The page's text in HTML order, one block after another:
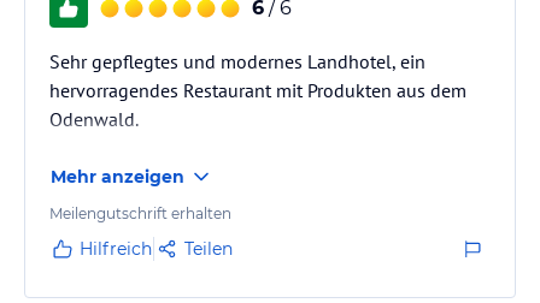
6 / 6
Sehr gepflegtes und modernes Landhotel, ein
hervorragendes Restaurant mit Produkten aus dem
Odenwald.
Mehr anzeigen
Meilengutschrift erhalten
Hilfreich Teilen